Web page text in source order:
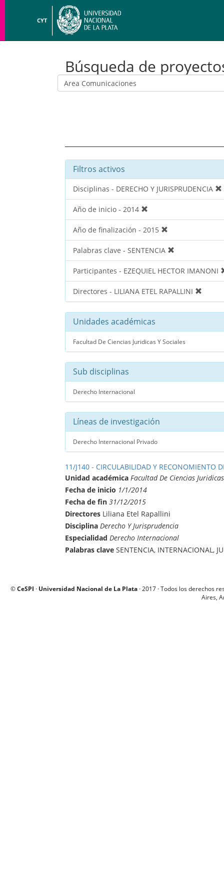
CYT
Búsqueda de
Filtros activos
Disciplinas - DERECHO Y JURISPRUDENCIA
Año de inicio - 2014
Año de finalización - 2015
Palabras clave - SENTENCIA
Participantes - EZEQUIEL HECTOR IMANONI
Directores - LILIANA ETEL RAPALLINI
Unidades académicas
Facultad De Ciencias Juridicas Y Sociales
Sub disciplinas
Derecho Internacional
Líneas de investigación
Derecho Internacional Privado
11/J140 - CIRCULABILIDAD Y RECONOMIENTO
Unidad académica Facultad De Ciencias
Fecha de inicio 1/1/2014
Fecha de fin 31/12/2015
Directores Liliana Etel Rapallini
Disciplina Derecho Y Jurisprudencia
Especialidad Derecho Internacional
Palabras clave SENTENCIA, INTERNACIONAL,
©CeSPI · Universidad Nacional de La Plata · 2017 · Todos los derechos
Aires,